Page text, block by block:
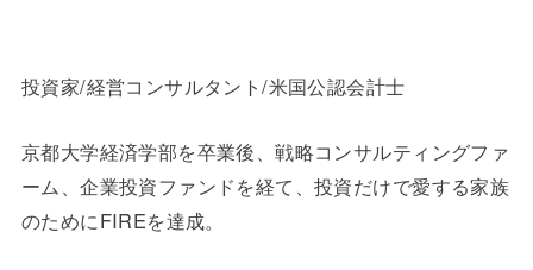
投資家/経営コンサルタント/米国公認会計士
京都大学経済学部を卒業後、戦略コンサルティングファ
ーム、企業投資ファンドを経て、投資だけで愛する家族
のためにFIREを達成。